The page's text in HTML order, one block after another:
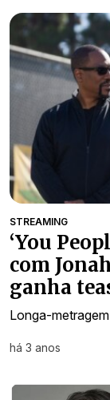
STREAMING
‘You
com
ganha
Longa-
há 3 anos